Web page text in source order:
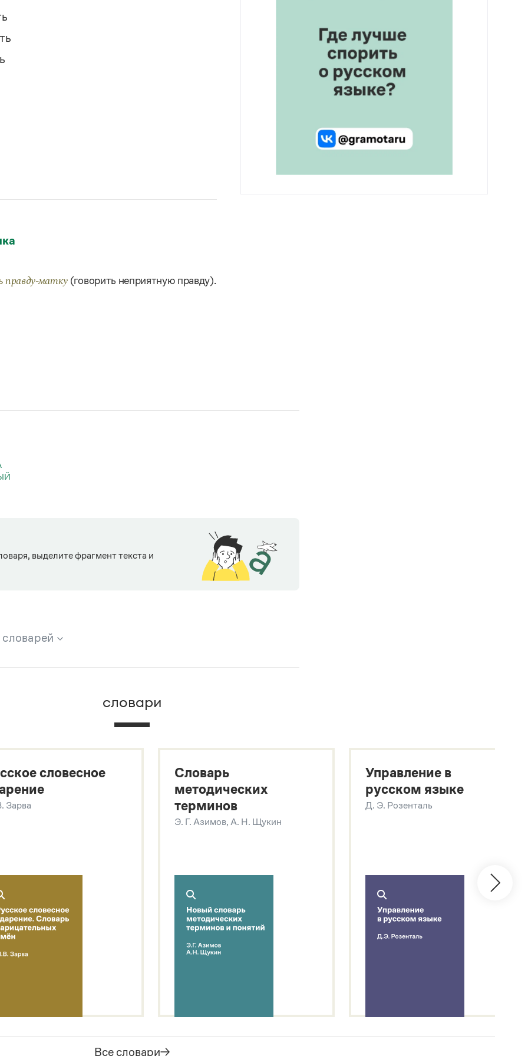
правду-матку (говорить неприятную правду).
выделите фрагмент текста и
словарей
вся информация из следующих словарей:
словари
словесное
Зарва
Словарь
методических
терминов
Э. Г. Азимов, А. Н. Щукин
Управление в
русском языке
Д. Э. Розенталь
Все словари